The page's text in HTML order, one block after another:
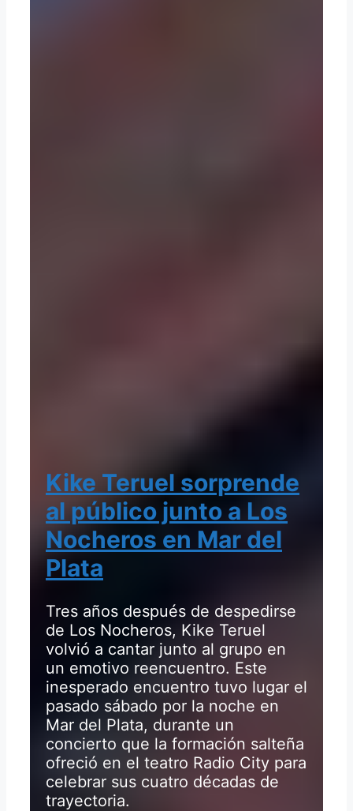
Kike Teruel sorprende
al público junto a Los
Nocheros en Mar del
Plata
Tres años después de despedirse
de Los Nocheros, Kike Teruel
volvió a cantar junto al grupo en
un emotivo reencuentro. Este
inesperado encuentro tuvo lugar el
pasado sábado por la noche en
Mar del Plata, durante un
concierto que la formación salteña
ofreció en el teatro Radio City para
celebrar sus cuatro décadas de
trayectoria.